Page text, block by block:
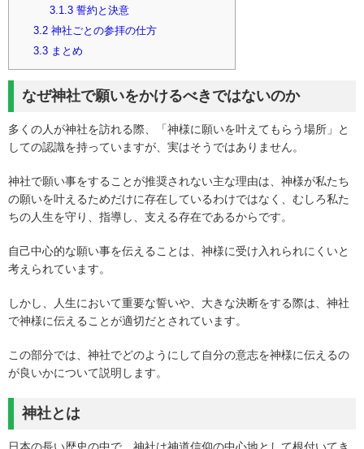
3.1.3誓約と決意
3.2神社ごとの参拝の仕方
3.3まとめ
なぜ神社で願いをかけるべきではないのか
多くの人が神社を訪れる際、「神様に願いを叶えてもらう場所」と
しての認識を持っていますが、実はそうではありません。
神社で願い事をすることが推奨されない主な理由は、神様が私たち
の願いを叶えるためだけに存在しているわけではなく、むしろ私た
ちの人生を守り、指導し、支える存在であるからです。
自己中心的な願い事を伝えることは、神様に受け入れられにくいと
考えられています。
しかし、人生において重要な誓いや、大きな決断をする際は、神社
で神様に伝えることが適切だとされています。
この部分では、神社でどのようにして自分の意志を神様に伝えるの
が良いかについて説明します。
神社とは